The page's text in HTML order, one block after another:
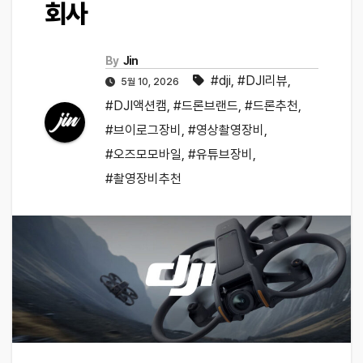
회사
By Jin
5월 10, 2026 #dji, #DJI리뷰,
#DJI액션캠, #드론브랜드, #드론추천,
#브이로그장비 , #영상촬영장비 ,
#오즈모모바일, #유튜브장비 ,
#촬영장비추천